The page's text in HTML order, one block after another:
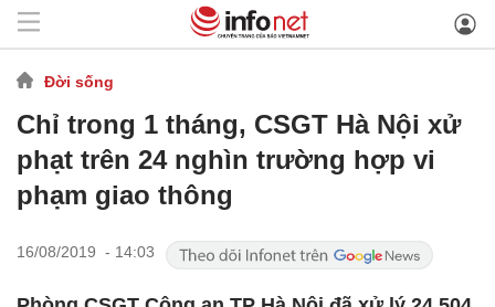
Đời sống
Chỉ trong 1 tháng, CSGT Hà Nội xử
phạt trên 24 nghìn trường hợp vi
phạm giao thông
16/08/2019 - 14:03